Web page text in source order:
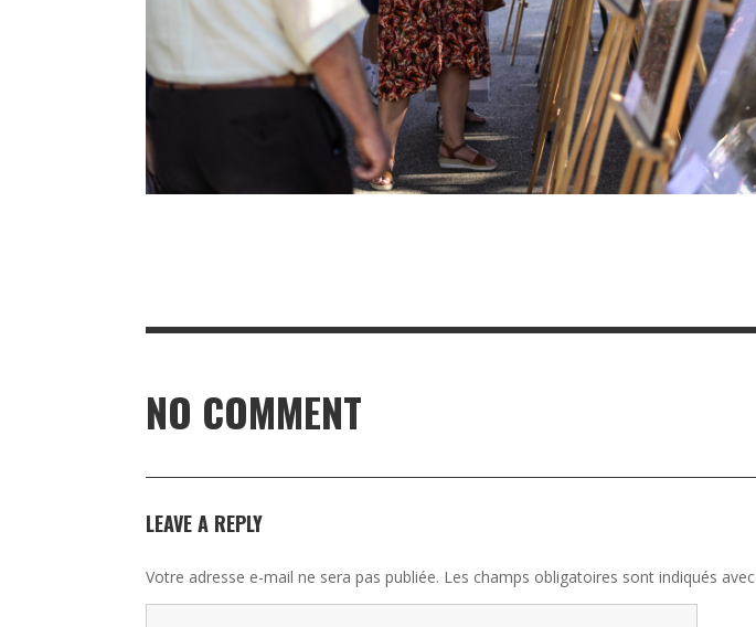
NO COMMENT
LEAVE A REPLY
Votre adresse e-mail ne sera pas publiée. Les champs obligatoires sont indiqués avec